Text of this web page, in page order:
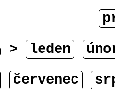
> leden
červenec